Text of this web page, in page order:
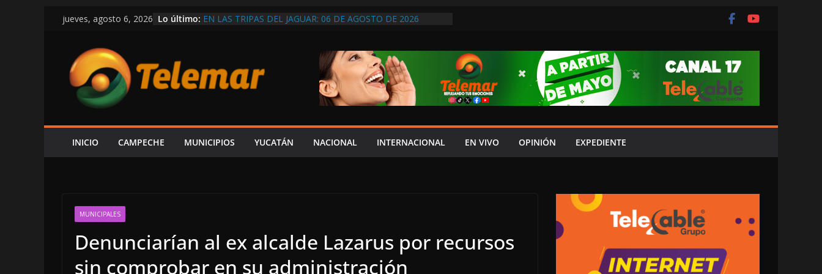
Saltar
contenido
jueves, agosto 6, 2026 Lo último: EN LAS TRIPAS DEL JAGUAR: 06 DE AGOSTO DE 2026
OTRA VEZ SIN PREVIO AVISO, SEDUMOP CIERRA TRAMO DE
UN CARRIL EN LA AVENIDA OBREGÓN Y CAUSA CAOS VIAL;
¡TOME SUS PRECAUCIONES!
BALEAN UNA CASA EN POMUCH, HECELCHAKÁN; ¿Y LA
INICIO CAMPECHE MUNICIPIOS YUCATÁN NACIONAL INTERNACIONAL EN VIVO OPINIÓN EXPEDIENTE
MUNICIPALES
Denunciarían al ex alcalde Lazarus por recursos
sin comprobar en su administración